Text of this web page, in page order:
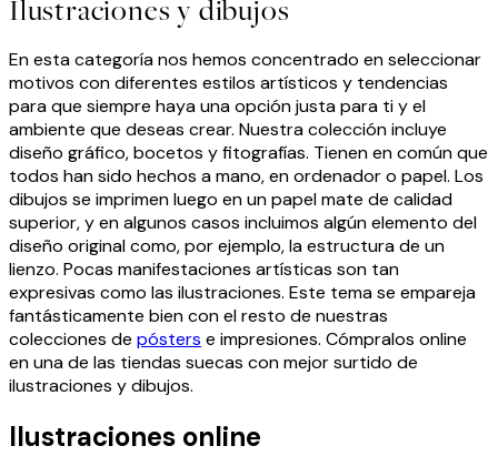
Ilustraciones y dibujos
En esta categoría nos hemos concentrado en seleccionar
motivos con diferentes estilos artísticos y tendencias
para que siempre haya una opción justa para ti y el
ambiente que deseas crear. Nuestra colección incluye
diseño gráfico, bocetos y fitografías. Tienen en común que
todos han sido hechos a mano, en ordenador o papel. Los
dibujos se imprimen luego en un papel mate de calidad
superior, y en algunos casos incluimos algún elemento del
diseño original como, por ejemplo, la estructura de un
lienzo. Pocas manifestaciones artísticas son tan
expresivas como las ilustraciones. Este tema se empareja
fantásticamente bien con el resto de nuestras
colecciones de pósters e impresiones. Cómpralos online
en una de las tiendas suecas con mejor surtido de
ilustraciones y dibujos.
Ilustraciones online